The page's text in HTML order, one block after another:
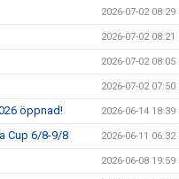
2026-07-02 08:29
2026-07-02 08:21
2026-07-02 08:05
2026-07-02 07:50
öppnad! 2026-06-14 18:39
Cup 6/8-9/8 2026-06-11 06:32
2026-06-08 19:59